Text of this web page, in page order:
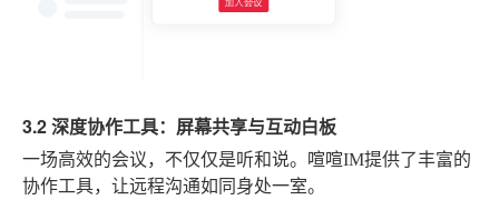
3.2 深度协作工具：屏幕共享与互动白板
一场高效的会议，不仅仅是听和说。喧喧IM提供了丰富的
协作工具，让远程沟通如同身处一室。